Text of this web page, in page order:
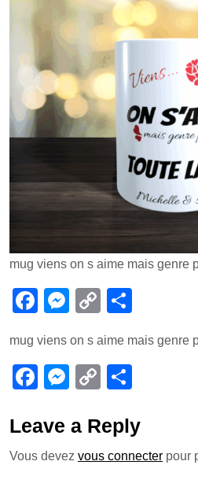
mug viens on s aime mais genre
F
c
e
o
o
M
ss
e
g
er
C
p
y
n
k
ta
mug viens on s aime mais genre
F
c
e
M
ss
e
C
p
y
ta
g
Leave a Reply
Vous devez vous connecter pour